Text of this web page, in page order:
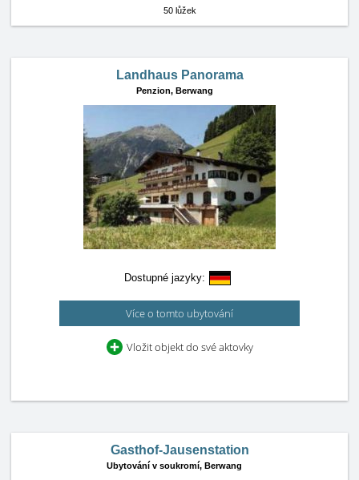
50 lůžek
Landhaus Panorama
Penzion, Berwang
Dostupné jazyky:
Více o tomto ubytování
Vložit objekt do své aktovky
Gasthof-Jausenstation
Ubytování v soukromí, Berwang